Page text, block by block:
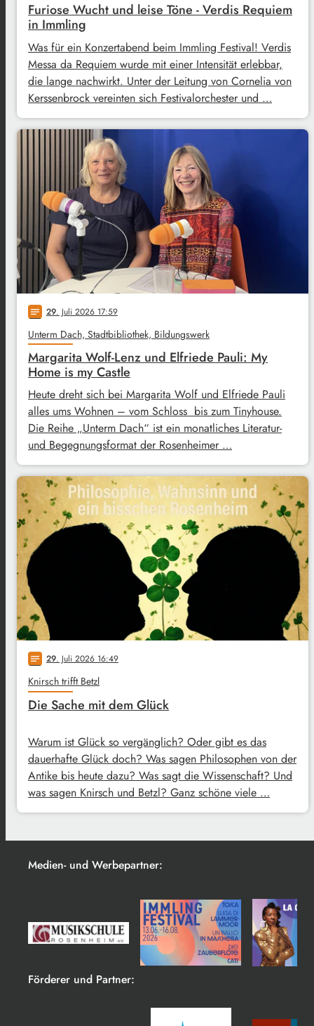
Furiose Wucht und leise Töne - Verdis Requiem
in Immling
Was für ein Konzertabend beim Immling Festival! Verdis
Messa da Requiem wurde mit einer Intensität erlebbar,
die lange nachwirkt. Unter der Leitung von Cornelia von
Kerssenbrock vereinten sich Festivalorchester und …
notes 29. Juli 2026 17:59
Unterm Dach, Stadtbibliothek, Bildungswerk
Margarita Wolf-Lenz und Elfriede Pauli: My
Home is my Castle
Heute dreht sich bei Margarita Wolf und Elfriede Pauli
alles ums Wohnen – vom Schloss bis zum Tinyhouse.
Die Reihe „Unterm Dach“ ist ein monatliches Literatur-
und Begegnungsformat der Rosenheimer …
notes 29. Juli 2026 16:49
Knirsch trifft Betzl
Die Sache mit dem Glück
Warum ist Glück so vergänglich? Oder gibt es das
dauerhafte Glück doch? Was sagen Philosophen von der
Antike bis heute dazu? Was sagt die Wissenschaft? Und
was sagen Knirsch und Betzl? Ganz schöne viele …
Medien- und Werbepartner:
Förderer und Partner: